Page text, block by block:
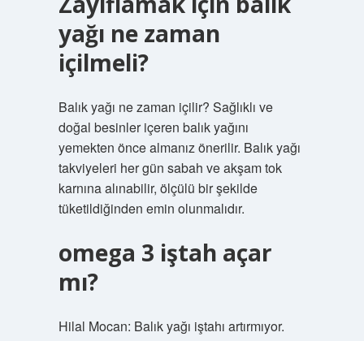
yağı ne zaman
içilmeli?
Balık yağı ne zaman içilir? Sağlıklı ve
doğal besinler içeren balık yağını
yemekten önce almanız önerilir. Balık yağı
takviyeleri her gün sabah ve akşam tok
karnına alınabilir, ölçülü bir şekilde
tüketildiğinden emin olunmalıdır.
omega 3 iştah açar
mı?
Hilal Mocan: Balık yağı iştahı artırmıyor.